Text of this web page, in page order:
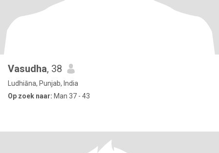
Vasudha, 38
Ludhiāna, Punjab, India
Op zoek naar: Man 37 - 43